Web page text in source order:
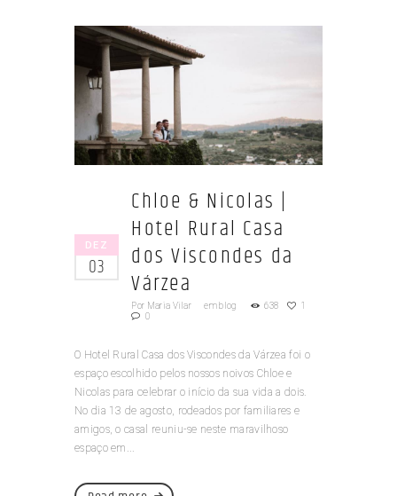
DEZ
03
Chloe & Nicolas |
Hotel Rural Casa
dos Viscondes da
Várzea
Por Maria Vilar emblog 638
1
0
O Hotel Rural Casa dos Viscondes da Várzea foi o
espaço escolhido pelos nossos noivos Chloe e
Nicolas para celebrar o início da sua vida a dois.
No dia 13 de agosto, rodeados por familiares e
amigos, o casal reuniu-se neste maravilhoso
espaço em...